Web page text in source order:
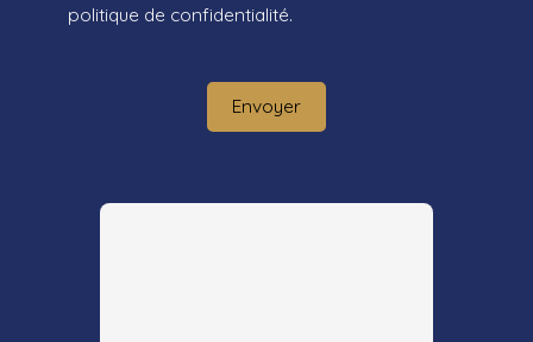
politique de confidentialité.
Envoyer